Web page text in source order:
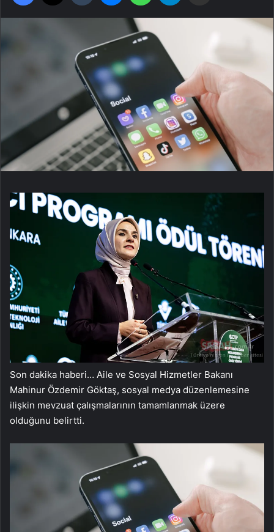
Son dakika haberi… Aile ve Sosyal Hizmetler Bakanı
Mahinur Özdemir Göktaş, sosyal medya düzenlemesine
ilişkin mevzuat çalışmalarının tamamlanmak üzere
olduğunu belirtti.